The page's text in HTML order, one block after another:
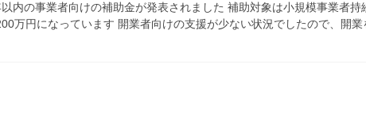
内の事業者向けの補助金が発表されました 補助対象は小規模事業者
万円になっています 開業者向けの支援が少ない状況でしたので、開